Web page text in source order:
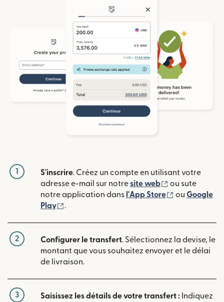
1 S'inscrire. Créez un compte en utilisant votre
adresse e-mail sur notresite web (s'ouvre dans
ou sute
notre application dans l'App Store (s'ouvre
ou Google
Play
.
2 Configurer le transfert. Sélectionnez la devise, le
montant que vous souhaitez envoyer et le délai
de livraison.
3 Saisissez les détails de votre transfert : Indiquez